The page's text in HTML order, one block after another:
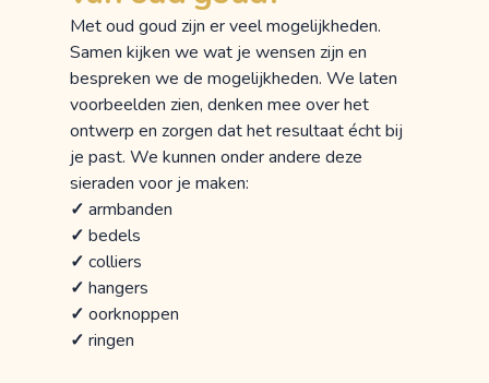
Met oud goud zijn er veel mogelijkheden.
Samen kijken we wat je wensen zijn en
bespreken we de mogelijkheden. We laten
voorbeelden zien, denken mee over het
ontwerp en zorgen dat het resultaat écht bij
je past. We kunnen onder andere deze
sieraden voor je maken:
✓ armbanden
✓ bedels
✓ colliers
✓ hangers
✓ oorknoppen
✓ ringen